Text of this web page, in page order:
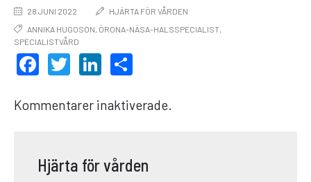
28 JUNI 2022
HJÄRTA FÖR VÅRDEN
ANNIKA HUGOSON, ÖRONA-NÄSA-HALSSPECIALIST,
SPECIALISTVÅRD
FACEBOOK
TWITTERLINKEDIN
Kommentarer inaktiverade.
Hjärta för vården